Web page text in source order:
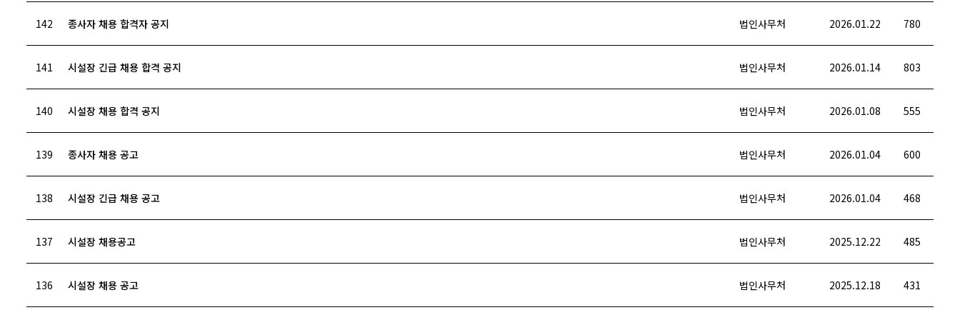
142 종사자 채용 합격자 공지 법인사무처 2026.01.22 780
141 시설장 긴급 채용 합격 공지 법인사무처 2026.01.14 803
140 시설장 채용 합격 공지 법인사무처 2026.01.08 555
139 종사자 채용 공고 법인사무처 2026.01.04 600
138 시설장 긴급 채용 공고 법인사무처 2026.01.04 468
137 시설장 채용공고 법인사무처 2025.12.22 485
136 시설장 채용 공고 법인사무처 2025.12.18 431